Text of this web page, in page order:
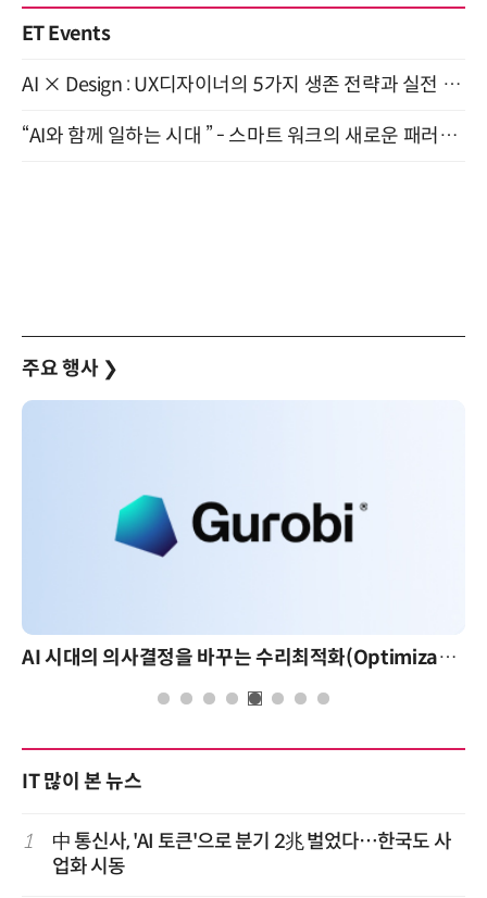
ET Events
AI × Design : UX디자이너의 5가지 생존 전략과 실전 대응 8월 28일 개최
“AI와 함께 일하는 시대 ” - 스마트 워크의 새로운 패러다임 (9/11)
주요 행사 ❯
AI 핀옵스 실전 세미나: 폭증하는 AI 토큰 비용 관리 전략
IT 많이 본 뉴스
1
中 통신사, 'AI 토큰'으로 분기 2兆 벌었다…한국도 사
업화 시동